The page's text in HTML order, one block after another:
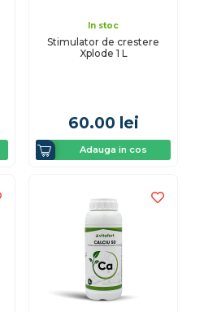
In stoc
Stimulator de crestere
Xplode 1 L
60.00 lei
Adauga in cos